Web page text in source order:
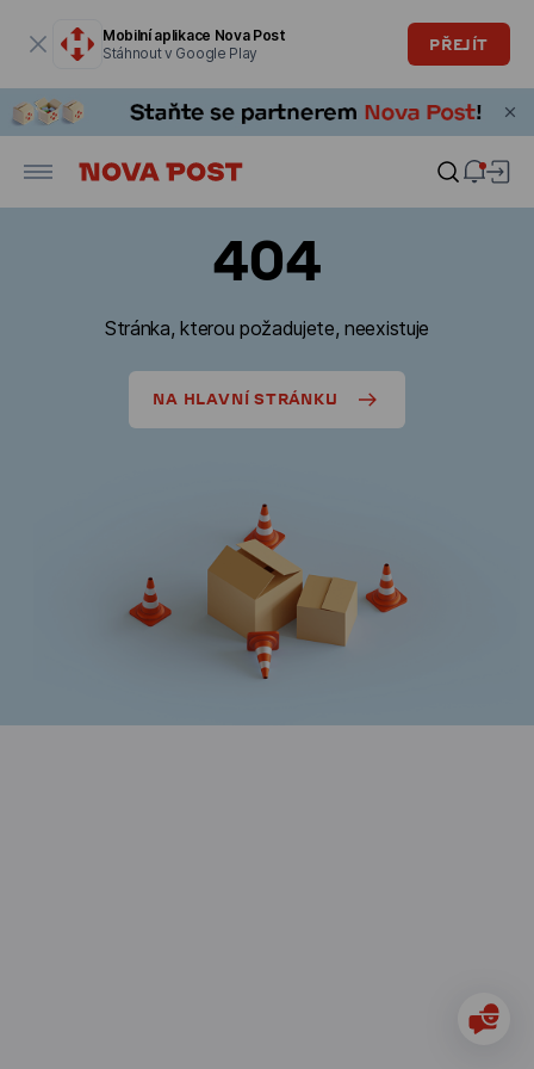
Mobilní aplikace Nova Post
Stáhnout v Google Play
PŘEJÍT
404
Stránka, kterou požadujete, neexistuje
NA HLAVNÍ STRÁNKU